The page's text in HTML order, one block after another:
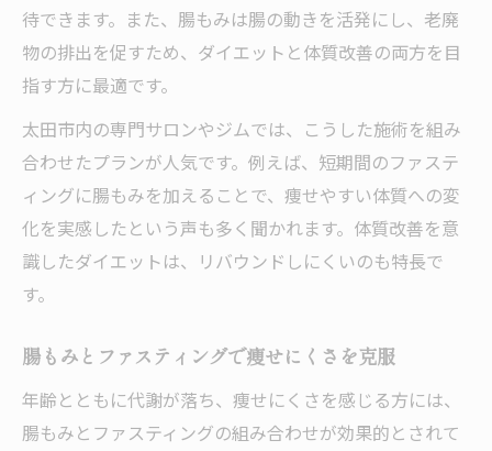
待できます。また、腸もみは腸の動きを活発にし、老廃
物の排出を促すため、ダイエットと体質改善の両方を目
指す方に最適です。
太田市内の専門サロンやジムでは、こうした施術を組み
合わせたプランが人気です。例えば、短期間のファステ
ィングに腸もみを加えることで、痩せやすい体質への変
化を実感したという声も多く聞かれます。体質改善を意
識したダイエットは、リバウンドしにくいのも特長で
す。
腸もみとファスティングで痩せにくさを克服
年齢とともに代謝が落ち、痩せにくさを感じる方には、
腸もみとファスティングの組み合わせが効果的とされて